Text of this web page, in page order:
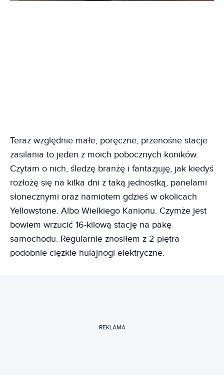
Teraz względnie małe, poręczne, przenośne stacje
zasilania to jeden z moich pobocznych koników.
Czytam o nich, śledzę branżę i fantazjuję, jak kiedyś
rozłożę się na kilka dni z taką jednostką, panelami
słonecznymi oraz namiotem gdzieś w okolicach
Yellowstone. Albo Wielkiego Kanionu. Czymże jest
bowiem wrzucić 16-kilową stację na pakę
samochodu. Regularnie znosiłem z 2 piętra
podobnie ciężkie hulajnogi elektryczne.
REKLAMA